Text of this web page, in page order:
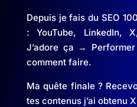
Depuis je fais du SEO
: YouTube, LinkedIn,
J’adore ça →
comment faire.
Ma quête finale ?
tes contenus j’ai obtenu